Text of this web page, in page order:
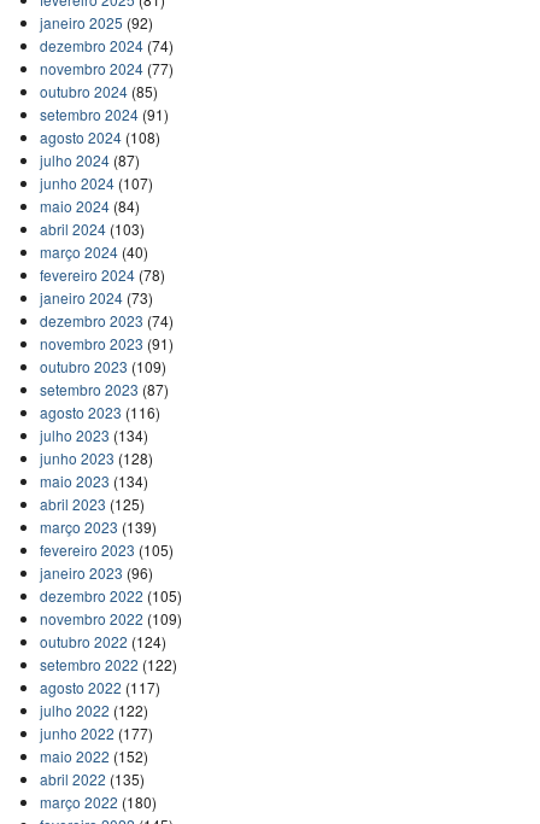
janeiro 2025 (92)
dezembro 2024(74)
novembro 2024(77)
outubro 2024(85)
setembro 2024(91)
agosto 2024(108)
julho 2024(87)
junho 2024(107)
maio 2024(84)
abril 2024(103)
março 2024(40)
fevereiro 2024(78)
janeiro 2024(73)
dezembro 2023 (74)
novembro 2023 (91)
outubro 2023 (109)
setembro 2023 (87)
agosto 2023 (116)
julho 2023 (134)
junho 2023 (128)
maio 2023 (134)
abril 2023 (125)
março 2023 (139)
fevereiro 2023 (105)
janeiro 2023 (96)
dezembro 2022 (105)
novembro 2022 (109)
outubro 2022 (124)
setembro 2022 (122)
agosto 2022 (117)
julho 2022 (122)
junho 2022 (177)
maio 2022 (152)
abril 2022 (135)
março 2022 (180)